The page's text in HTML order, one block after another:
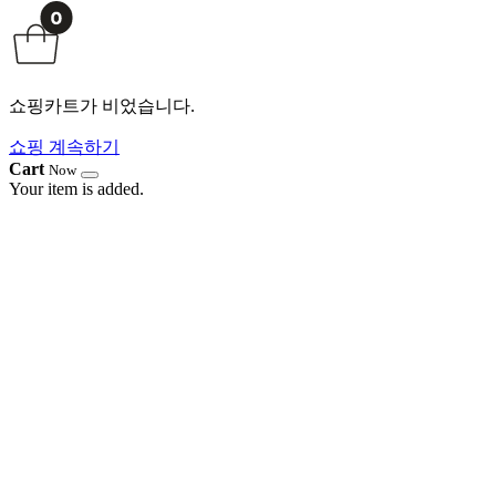
쇼핑카트가 비었습니다.
쇼핑 계속하기
Cart Now
Your item is added.